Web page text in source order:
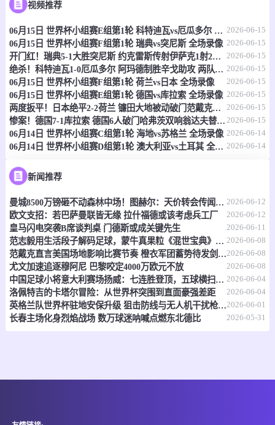
塔什干火车头女足
情报
乌兹职联 06-15 20:30 直播中
费尔干纳FA 0 - 0 哈沃尔罕
情报
坦桑超 06-15 21:00 即将开始
福斯特FC
情报
坦桑超 06-15 21:00 即将开始
福斯特FC 0 - 0 科斯塔尔
情报
坦桑超 06-15 21:00 即将开始
视频推荐
06月15日 世界杯小组赛E组第1轮 科特迪瓦vs厄瓜多尔 全场录像 2026-06-15
06月15日 世界杯小组赛F组第1轮 瑞典vs突尼斯 全场录像 2026-06-15
开门红！瑞典5-1大胜突尼斯 约克雷斯传射伊萨克1射2传阿亚里双响 2026-06-15
绝杀！科特迪瓦1-0厄瓜多尔 阿玛德制胜辛戈助攻 两队4中门框 2026-06-15
06月15日 世界杯小组赛F组第1轮 荷兰vs日本 全场录像 2026-06-15
06月15日 世界杯小组赛E组第1轮 德国vs库拉索 全场录像 2026-06-15
两度扳平！日本绝平2-2荷兰 镰田大地被动破门范戴克世界杯首球 2026-06-15
惨案！德国7-1库拉索 德国6人破门哈弗茨双响翁达夫替补1射2传 2026-06-15
06月14日 世界杯小组赛C组第1轮 海地vs苏格兰 全场录像 2026-06-14
06月14日 世界杯小组赛D组第1轮 澳大利亚vs土耳其 全场录像 2026-06-14
新闻推荐
曼城8500万镑砸不动森林中场！图赫尔：天价转会传闻反倒成了安德森的兴奋剂 2026-06-12
欧文支招：若巴萨曼联皆无缘 拉什福德或该考虑兵工厂 2026-06-12
皇马闪电突袭B席谈判桌 门德斯或成关键先生 2026-06-11
范志毅用生活段子解码足球，蒙牛真果粒《混世宝典》玩出新花样 2026-06-08
范戴克直言美国场地影响比赛节奏 橙衣军团蓄势待发剑指世界杯2026-06-08
尤文加速追逐穆阿尼 巴黎咬定4000万欧元不放 2026-06-08
中国足球小将意大利赛场扬威：七连胜登顶，五球横扫北欧豪门！ 2026-06-04
洛佩特吉的卡塔尔冒险：从世界杯突围到直面豪强差距 2026-06-04
英格兰队世界杯驻地安保升级 狙击防线与无人机干扰枪严阵以待2026-06-01
长春主场化身烈焰战场 数万球迷呐喊点燃东北德比 2026-05-31